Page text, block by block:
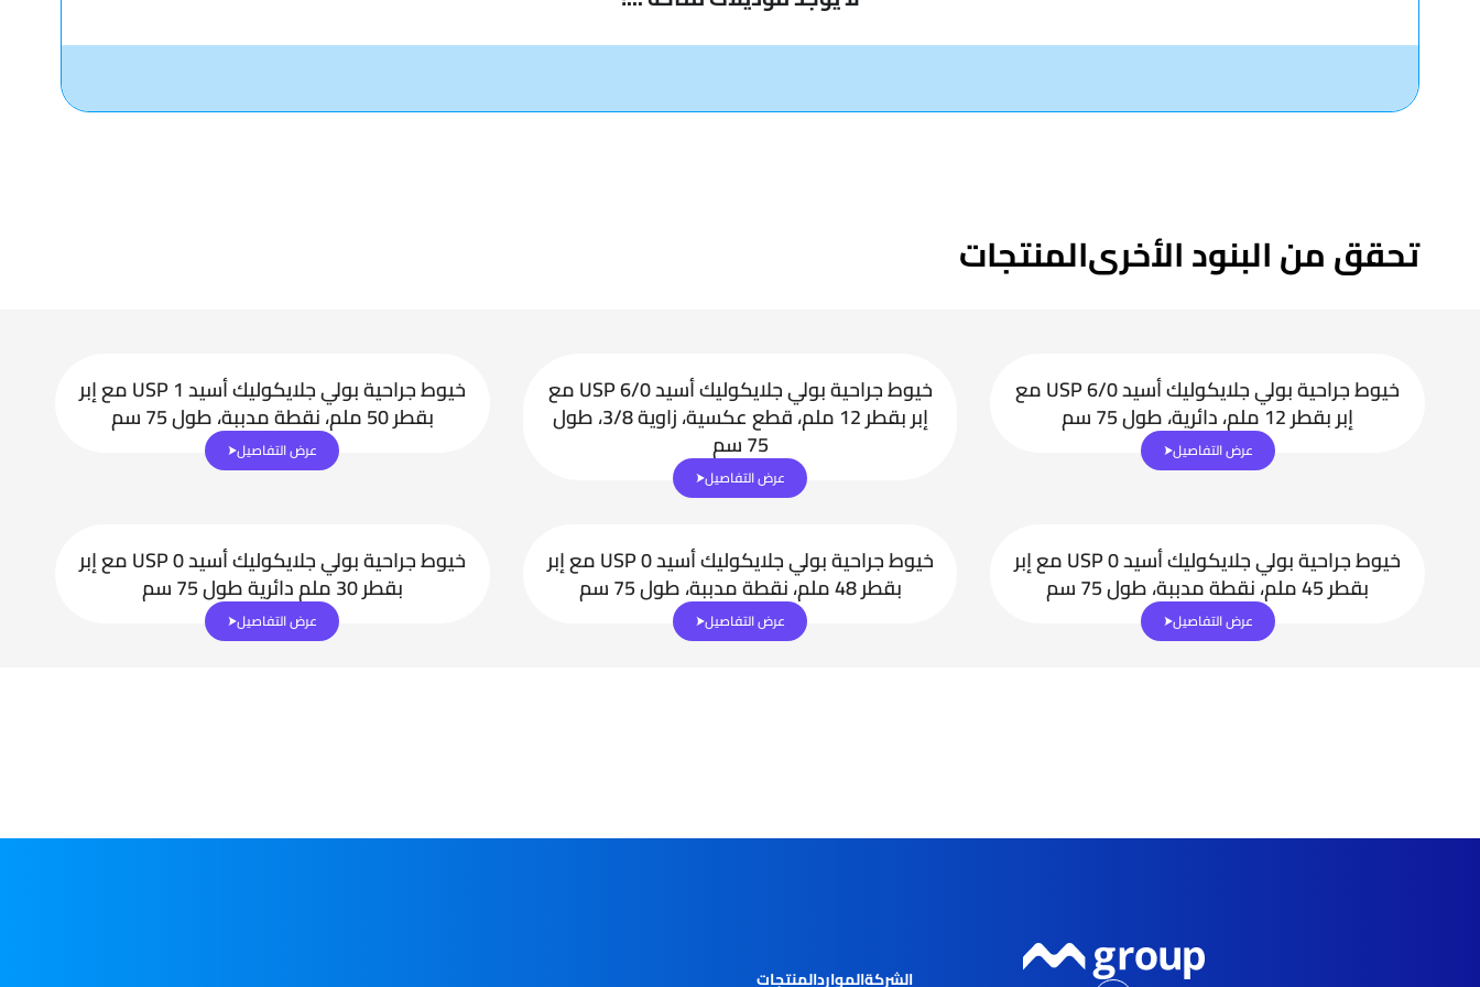
تحقق من البنود الأخرىالمنتجات
خيوط جراحية بولي جلايكوليك أسيد USP 6/0 مع
إبر بقطر 12 ملم، دائرية، طول 75 سم
عرض التفاصيل
خيوط جراحية بولي جلايكوليك أسيد USP 6/0 مع
إبر بقطر 12 ملم، قطع عكسية، زاوية 3/8، طول
75 سم
عرض التفاصيل
خيوط جراحية بولي جلايكوليك أسيد USP 1 مع إبر
بقطر 50 ملم، نقطة مدببة، طول 75 سم
عرض التفاصيل
خيوط جراحية بولي جلايكوليك أسيد USP 0 مع إبر
بقطر 45 ملم، نقطة مدببة، طول 75 سم
عرض التفاصيل
خيوط جراحية بولي جلايكوليك أسيد USP 0 مع إبر
بقطر 48 ملم، نقطة مدببة، طول 75 سم
عرض التفاصيل
خيوط جراحية بولي جلايكوليك أسيد USP 0 مع إبر
بقطر 30 ملم دائرية طول 75 سم
عرض التفاصيل
الشركةالمواردالمنتجات